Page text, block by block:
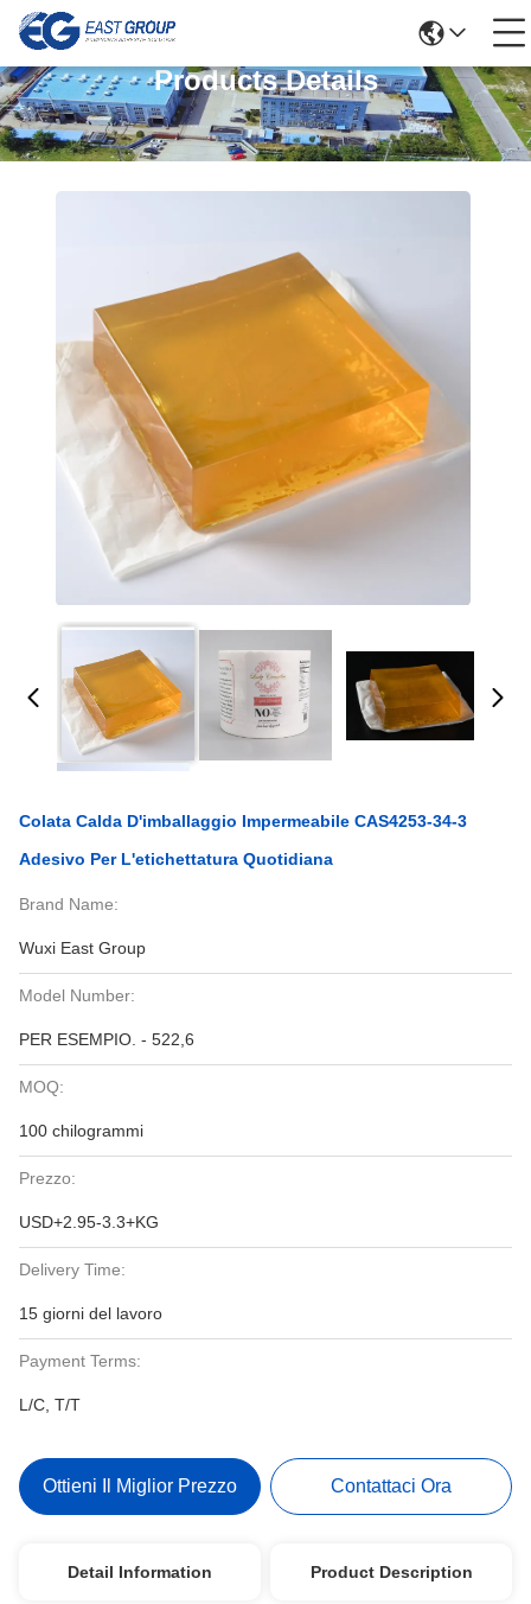
Products Details
Colata Calda D'imballaggio Impermeabile CAS4253-34-3
Adesivo Per L'etichettatura Quotidiana
Brand Name:
Wuxi East Group
Model Number:
PER ESEMPIO. - 522,6
MOQ:
100 chilogrammi
Prezzo:
USD+2.95-3.3+KG
Delivery Time:
15 giorni del lavoro
Payment Terms:
L/C, T/T
Ottieni Il Miglior Prezzo Contattaci Ora
Detail Information Product Description